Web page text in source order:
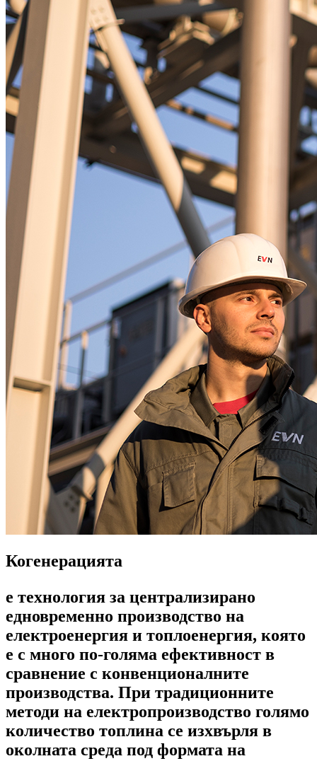
Когенерацията
е технология за централизирано
едновременно производство на
електроенергия и топлоенергия, която
е с много по-голяма ефективност в
сравнение с конвенционалните
производства. При традиционните
методи на електропроизводство голямо
количество топлина се изхвърля в
околната среда под формата на